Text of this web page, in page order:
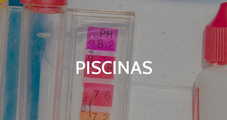
PISCINAS